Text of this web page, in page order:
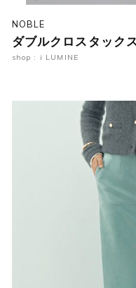
NOBLE
ダブルクロスタック
shop : i LUMINE